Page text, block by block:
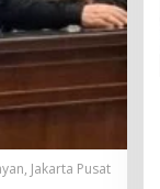
Jakarta Pusat